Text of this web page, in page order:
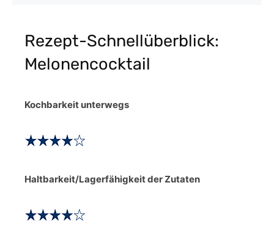
Rezept-Schnellüberblick:
Melonencocktail
Kochbarkeit unterwegs
Haltbarkeit/Lagerfähigkeit der Zutaten